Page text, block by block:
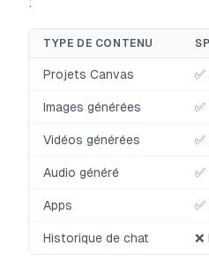
TYPE DE CONTENU
Projets Canvas ✅
Images générées ✅
Vidéos générées ✅
Audio généré ✅
Apps ✅
Historique de chat